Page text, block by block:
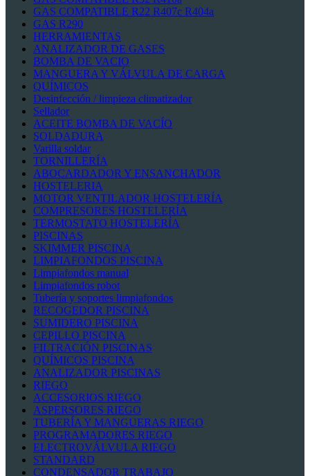
GAS COMPATIBLE R22 R407c R404a
GAS R290
HERRAMIENTAS
ANALIZADOR DE GASES
BOMBA DE VACIO
MANGUERA Y VÁLVULA DE CARGA
QUÍMICOS
Desinfección / limpieza climatizador
Sellador
ACEITE BOMBA DE VACÍO
SOLDADURA
Varilla soldar
TORNILLERÍA
ABOCARDADOR Y ENSANCHADOR
HOSTELERIA
MOTOR VENTILADOR HOSTELERÍA
COMPRESORES HOSTELERÍA
TERMOSTATO HOSTELERÍA
PISCINAS
SKIMMER PISCINA
LIMPIAFONDOS PISCINA
Limpiafondos manual
Limpiafondos robot
Tubería y soportes limpiafondos
RECOGEDOR PISCINA
SUMIDERO PISCINA
CEPILLO PISCINA
FILTRACIÓN PISCINAS
QUÍMICOS PISCINA
ANALIZADOR PISCINAS
RIEGO
ACCESORIOS RIEGO
ASPERSORES RIEGO
TUBERÍA Y MANGUERAS RIEGO
PROGRAMADORES RIEGO
ELECTROVÁLVULA RIEGO
STANDARD
CONDENSADOR TRABAJO